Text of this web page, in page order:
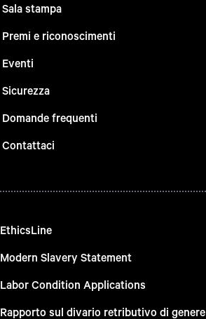
Sala stampa
Premi e riconoscimenti
Eventi
Sicurezza
Domande frequenti
Contattaci
EthicsLine
Modern Slavery Statement
Labor Condition Applications
Rapporto sul divario retributivo di genere